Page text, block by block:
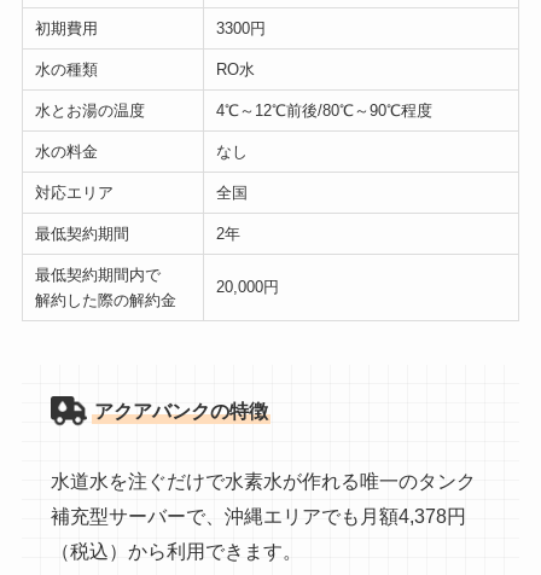
初期費用 3300円
水の種類 RO水
水とお湯の温度 4℃～12℃前後/80℃～90℃程度
水の料金 なし
対応エリア 全国
最低契約期間 2年
最低契約期間内で
解約した際の解約金
20,000円
アクアバンクの特徴
水道水を注ぐだけで水素水が作れる唯一のタンク
補充型サーバーで、沖縄エリアでも月額4,378円
（税込）から利用できます。